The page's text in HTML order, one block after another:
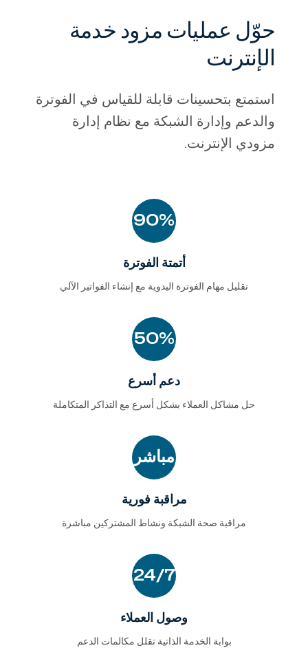
حوّل عمليات مزود خدمة
الإنترنت
استمتع بتحسينات قابلة للقياس في الفوترة
والدعم وإدارة الشبكة مع نظام إدارة
مزودي الإنترنت.
90%
أتمتة الفوترة
تقليل مهام الفوترة اليدوية مع إنشاء الفواتير الآلي
50%
دعم أسرع
حل مشاكل العملاء بشكل أسرع مع التذاكر المتكاملة
مباشر
مراقبة فورية
مراقبة صحة الشبكة ونشاط المشتركين مباشرة
24/7
وصول العملاء
بوابة الخدمة الذاتية تقلل مكالمات الدعم